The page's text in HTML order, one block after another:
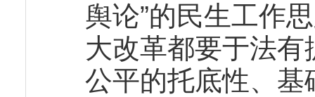
舆论”的民生工作
大改革都要于法
公平的托底性、